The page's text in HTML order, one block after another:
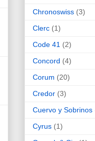
Chronoswiss (3)
Clerc (1)
Code 41 (2)
Concord (4)
Corum (20)
Credor (3)
Cuervo y Sobrinos
Cyrus (1)